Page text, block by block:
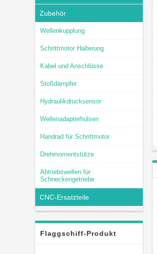
Zubehör
Wellenkupplung
Schrittmotor Halterung
Kabel und Anschlüsse
Stoßdämpfer
Hydraulikdrucksensor
Wellenadapterhülsen
Handrad für Schrittmotor
Drehmomentstütze
Abtriebswellen für
Schneckengetriebe
CNC-Ersatzteile
Flaggschiff-Produkt